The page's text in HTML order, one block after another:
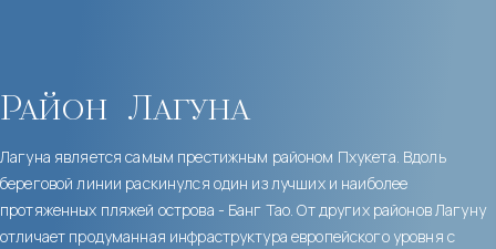
Район Лагуна
Лагуна является самым престижным районом Пхукета. Вдоль
береговой линии раскинулся один из лучших и наиболее
протяженных пляжей острова - Банг Тао. От других районов Лагуну
отличает продуманная инфраструктура европейского уровня с